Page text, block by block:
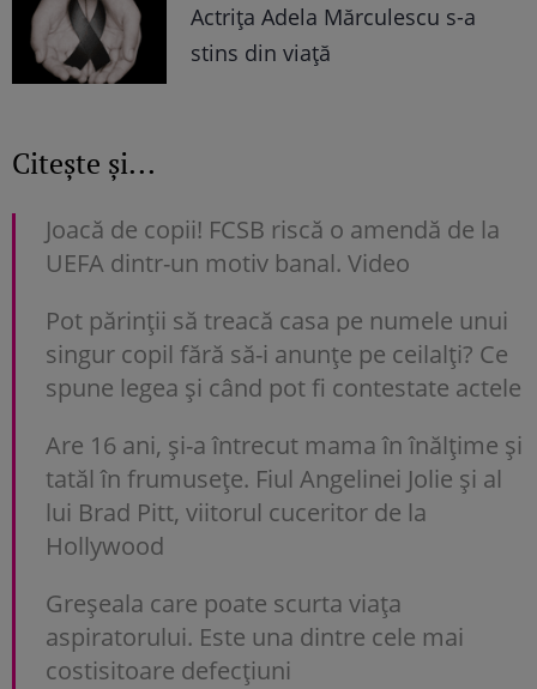
Actrița Adela Mărculescu s-a
stins din viață
Citește și...
Joacă de copii! FCSB riscă o amendă de la
UEFA dintr-un motiv banal. Video
Pot părinții să treacă casa pe numele unui
singur copil fără să-i anunțe pe ceilalți? Ce
spune legea și când pot fi contestate actele
Are 16 ani, și-a întrecut mama în înălțime și
tatăl în frumusețe. Fiul Angelinei Jolie și al
lui Brad Pitt, viitorul cuceritor de la
Hollywood
Greșeala care poate scurta viața
aspiratorului. Este una dintre cele mai
costisitoare defecțiuni